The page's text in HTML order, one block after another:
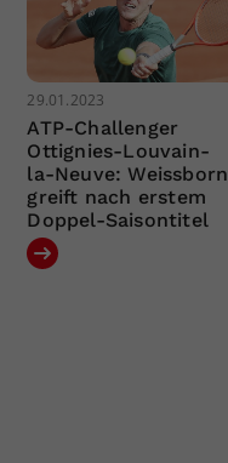
29.01.2023
ATP-Challenger
Ottignies-Louvain-
la-Neuve: Weissborn
greift nach erstem
Doppel-Saisontitel